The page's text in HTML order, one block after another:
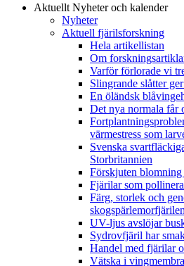
Aktuellt Nyheter och kalender
Nyheter
Aktuell fjärilsforskning
Hela artikellistan
Om
Varför förlorade vi
Slingrande slåtter
En öländsk
Det nya normala får
värmestress som
Svenska
Storbritannien
Förskjuten
Fjärilar som
Färg, storlek och
UV-ljus avslöjar
Sydrovfjäril har
Handel med fjärilar
Vätska i